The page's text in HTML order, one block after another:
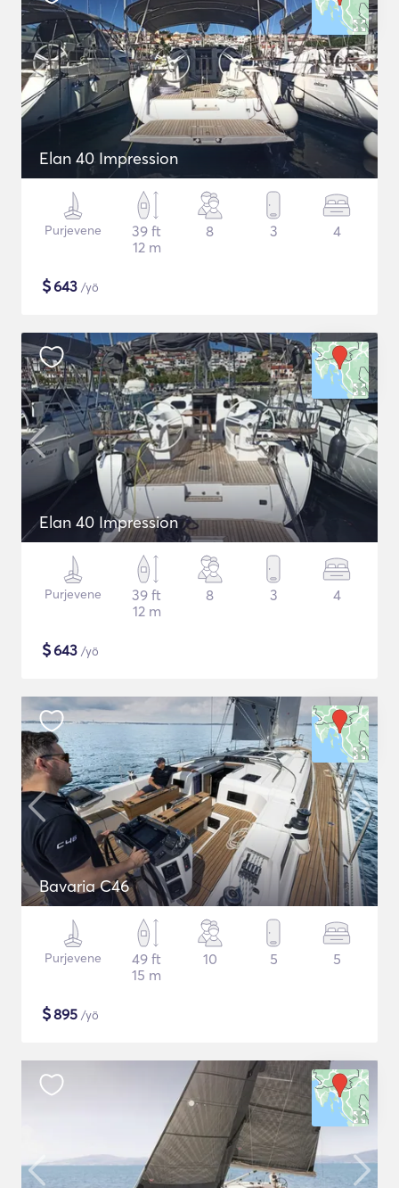
Elan 40 Impression
Purjevene
39 ft
12 m
8 3 4
$643 /yö
Elan 40 Impression
Purjevene
39 ft
12 m
8 3 4
$643 /yö
Bavaria C46
Purjevene
49 ft
15 m
10 5 5
$895 /yö